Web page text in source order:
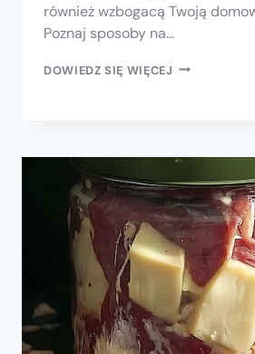
również wzbogacą Twoją
Poznaj sposoby na…
DOWIEDZ SIĘ WIĘCEJ